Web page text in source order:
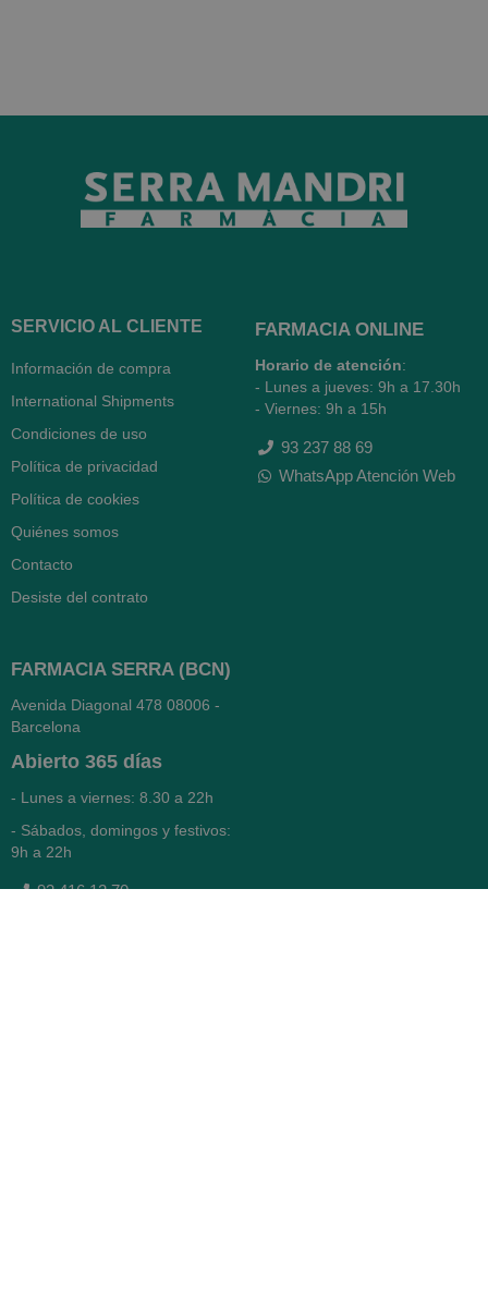
SERVICIO AL CLIENTE
Información de compra
International Shipments
Condiciones de uso
Política de privacidad
Política de cookies
Quiénes somos
Contacto
Desiste del contrato
FARMACIA ONLINE
Horario de atención:
- Lunes a jueves: 9h a 17.30h
- Viernes: 9h a 15h
93 237 88 69
WhatsApp Atención Web
FARMACIA SERRA (BCN)
Avenida Diagonal 478 08006 -
Barcelona
Abierto 365 días
- Lunes a viernes: 8.30 a 22h
- Sábados, domingos y festivos:
9h a 22h
93 416 12 70